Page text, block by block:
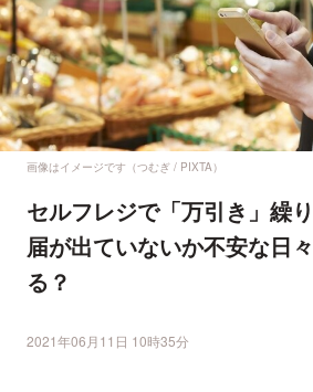
画像はイメージです（つむぎ / PIXTA）
セルフレジで「万引き」繰
届が出ていないか不安な日
る？
2021年06月11日 10時35分